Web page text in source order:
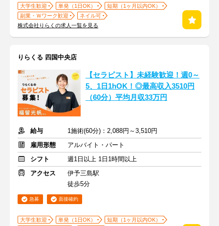
大学生歓迎 単発（1日OK）
短期（1ヶ月以内OK）
副業・Ｗワーク歓迎
ネイル可
株式会社りらくの求人一覧を見る
りらくる 四国中央店
【セラピスト】未経験歓迎！週0～
5、1日1hOK！◎最高収入3510円
（60分）平均月収33万円
給与
1施術(60分)：2,088円～3,510円
雇用形態
アルバイト・パート
シフト
週1日以上 1日1時間以上
アクセス
伊予三島駅
徒歩5分
急募 面接確約
大学生歓迎 単発（1日OK）
短期（1ヶ月以内OK）